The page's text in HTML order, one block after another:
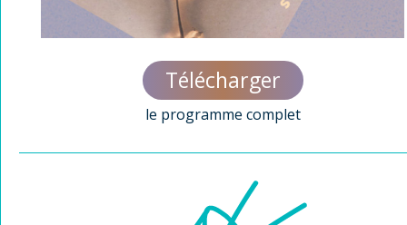
Télécharger
le programme complet